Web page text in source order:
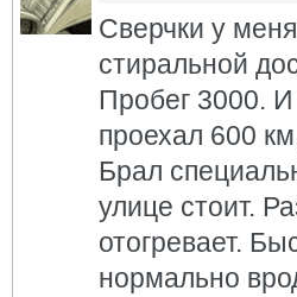
Сверчки у
стиральной
Пробег 3000. И
проехал 600
Брал
улице стоит.
отогревает.
нормально